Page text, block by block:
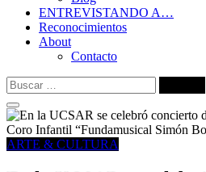
ENTREVISTANDO A…
Reconocimientos
About
Contacto
Buscar:
ARTE & CULTURA